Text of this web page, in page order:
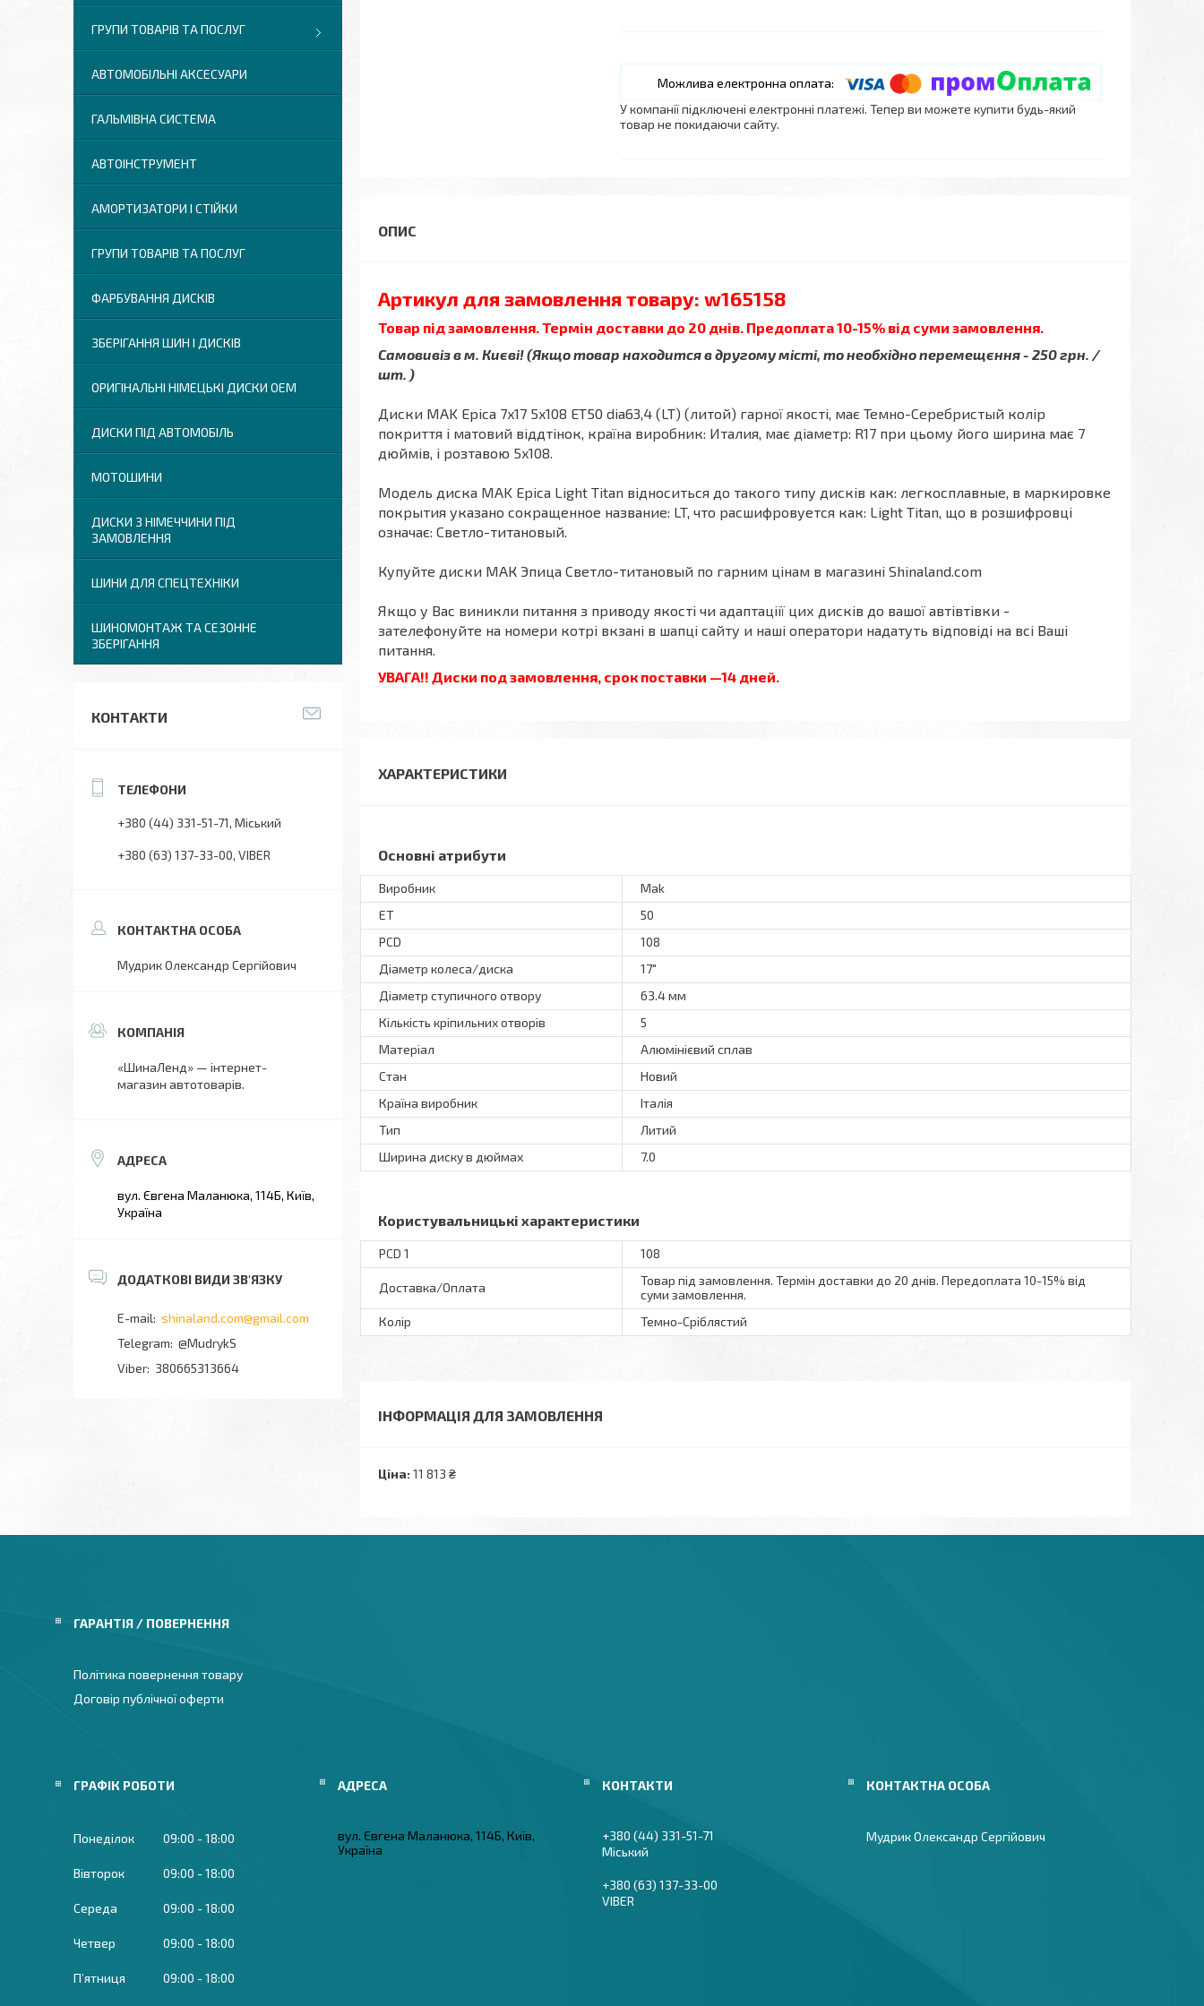
У компанії підключені електронні платежі. Тепер ви можете купити будь-який
товар не покидаючи сайту.
Артикул для замовлення товару: w165158
Товар під замовлення. Термін доставки до 20 днів. Предоплата 10-15% від суми замовлення.
Самовивіз в м. Києві! (Якщо товар находится в другому місті, то необхідно перемещєння - 250 грн. /
шт. )
Диски MAK Epica 7x17 5x108 ET50 dia63,4 (LT) (литой) гарної якості, має Темно-Серебристый колір
покриття і матовий віддтінок, країна виробник: Италия, має діаметр: R17 при цьому його ширина має 7
дюймів, і розтавою 5x108.
Модель диска MAK Epica Light Titan відноситься до такого типу дисків как: легкосплавные, в маркировке
покрытия указано сокращенное название: LT, что расшифровуется как: Light Titan, що в розшифровці
означає: Светло-титановый.
Купуйте диски МАК Эпица Светло-титановый по гарним цінам в магазині Shinaland.com
Якщо у Вас виникли питання з приводу якості чи адаптаціії цих дисків до вашої автівтівки -
зателефонуйте на номери котрі вкзані в шапці сайту и наші оператори надатуть відповіді на всі Ваші
питання.
УВАГА!! Диски под замовлення, срок поставки —14 дней.
ХАРАКТЕРИСТИКИ
Основні атрибути
Виробник
Mak
ET
50
PCD
108
Діаметр колеса/диска
17"
Діаметр ступичного отвору
63.4 мм
Кількість кріпильних отворів
5
Матеріал
Алюмінієвий сплав
Стан
Новий
Країна виробник
Італія
Тип
Литий
Ширина диску в дюймах
7.0
Користувальницькі характеристики
PCD 1 108
Доставка/Оплата
Товар під замовлення. Термін доставки до 20 днів. Передоплата 10-15% від
суми замовлення.
Колір
Темно-Сріблястий
ІНФОРМАЦІЯ ДЛЯ ЗАМОВЛЕННЯ
Ціна: 11 813 ₴
ГРУПИ ТОВАРІВ ТА ПОСЛУГ
АВТОМОБІЛЬНІ АКСЕСУАРИ
ГАЛЬМІВНА СИСТЕМА
АВТОІНСТРУМЕНТ
АМОРТИЗАТОРИ І СТІЙКИ
ГРУПИ ТОВАРІВ ТА ПОСЛУГ
ФАРБУВАННЯ ДИСКІВ
ЗБЕРІГАННЯ ШИН І ДИСКІВ
ОРИГІНАЛЬНІ НІМЕЦЬКІ ДИСКИ OEM
ДИСКИ ПІД АВТОМОБІЛЬ
МОТОШИНИ
ДИСКИ З НІМЕЧЧИНИ ПІД
ЗАМОВЛЕННЯ
ШИНИ ДЛЯ СПЕЦТЕХНІКИ
ШИНОМОНТАЖ ТА СЕЗОННЕ
ЗБЕРІГАННЯ
КОНТАКТИ
+380 (44) 331-51-71 Міський
+380 (63) 137-33-00 VIBER
Мудрик Олександр Сергійович
«ШинаЛенд» — інтернет-
магазин автотоварів.
вул. Євгена Маланюка, 114Б, Київ,
Україна
shinaland.com@gmail.com
@MudrykS
380665313664
ГАРАНТІЯ / ПОВЕРНЕННЯ
Політика повернення товару
Договір публічної оферти
ГРАФІК РОБОТИ
Понеділок 09:00 18:00
Вівторок 09:00 18:00
Середа 09:00 18:00
Четвер 09:00 18:00
Пʼятниця 09:00 18:00
вул. Євгена Маланюка, 114Б, Київ,
Україна
+380 (44) 331-51-71
Міський
+380 (63) 137-33-00
VIBER
Мудрик Олександр Сергійович